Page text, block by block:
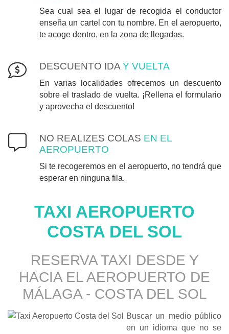
Sea cual sea el lugar de recogida el conductor
enseña un cartel con tu nombre. En el aeropuerto,
te acoge dentro, en la zona de llegadas.
DESCUENTO IDA Y VUELTA
En varias localidades ofrecemos un descuento
sobre el traslado de vuelta. ¡Rellena el formulario
y aprovecha el descuento!
NO REALIZES COLAS EN EL
AEROPUERTO
Si te recogeremos en el aeropuerto, no tendrá que
esperar en ninguna fila.
TAXI AEROPUERTO
COSTA DEL SOL
RESERVA TAXI DESDE Y
HACIA EL AEROPUERTO DE
MÁLAGA - COSTA DEL SOL
Buscar un medio público
en un idioma que no se